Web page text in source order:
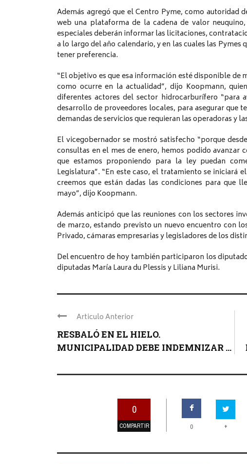
Además agregó que el Centro Pyme, como
web una plataforma de la cadena de valor
especiales deberán informar las licitaciones,
a lo largo del año calendario, y en las cuales las
tener preferencia.
“El objetivo es que esa información esté disponible de
como ocurre en la actualidad”, dijo Koopmann,
diferentes actores del sector hidrocarburífero “para
desarrollo de proveedores locales, para asegurar que
demandas de servicios que requieran las operadoras y
El vicegobernador se mostró satisfecho “porque
consultas en el mes de enero, hemos podido
que estamos proponiendo para la ley puedan
Legislatura”. “En este caso, el tratamiento se iniciará
creemos que están dadas las condiciones para que
mayo”, dijo Koopmann.
Además anticipó que las reuniones con los sectores
de marzo, estando previsto un nuevo encuentro con
Privado, cámaras empresarias y legisladores de los
Del encuentro de hoy también participaron los
diputadas María Laura du Plessis y Liliana Murisi.
Articulo Anterior
RESBALÓ EN EL HIELO.
MUNICIPALIDAD DEBE INDEMNIZAR ...
0
COMPARTIR 0 +